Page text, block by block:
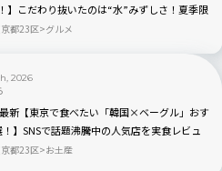
】こだわり抜いたのは“水”みずしさ！夏季限
と和菓子が登場
都23区 グルメ
2026
新【東京で食べたい「韓国×ベーグル」おす
！】SNSで話題沸騰中の人気店を実食レビュ
都23区 お土産